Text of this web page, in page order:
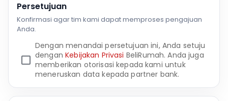
Persetujuan
Konfirmasi agar tim kami dapat memproses pengajuan
Anda.
Dengan menandai persetujuan ini, Anda setuju
denganKebijakan Privasi BeliRumah. Anda juga
memberikan otorisasi kepada kami untuk
meneruskan data kepada partner bank.